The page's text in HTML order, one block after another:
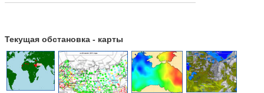
Текущая обстановка - карты